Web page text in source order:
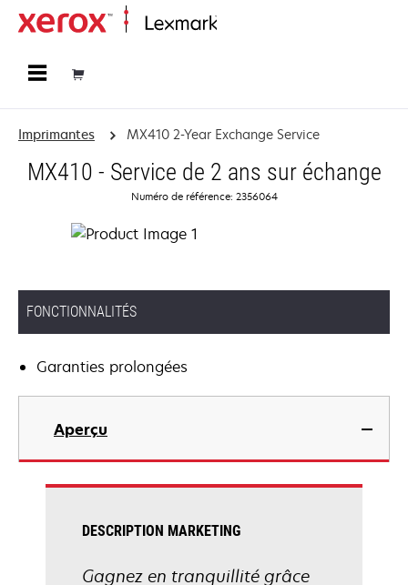
Imprimantes MX410 2-Year Exchange Service
MX410 - Service de 2 ans sur échange
Numéro de référence: 2356064
FONCTIONNALITÉS
Garanties prolongées
Aperçu
DESCRIPTION MARKETING
Gagnez en tranquillité grâce